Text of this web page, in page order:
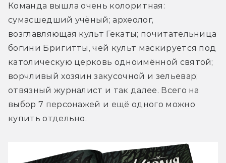
Команда вышла очень колоритная:
сумасшедший учёный; археолог,
возглавляющая культ Гекаты; почитательница
богини Бригитты, чей культ маскируется под
католическую церковь одноимённой святой;
ворчливый хозяин закусочной и зельевар;
отвязный журналист и так далее. Всего на
выбор 7 персонажей и ещё одного можно
купить отдельно.